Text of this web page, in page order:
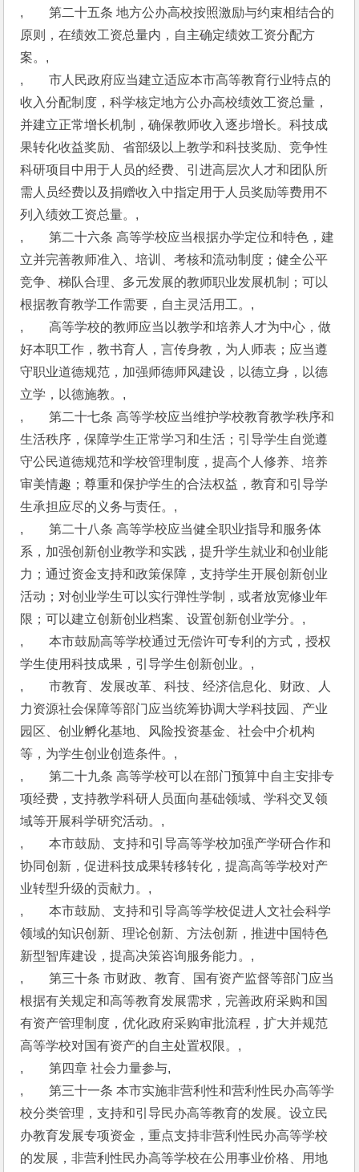
,　　第二十五条 地方公办高校按照激励与约束相结合的
原则，在绩效工资总量内，自主确定绩效工资分配方
案。,
,　　市人民政府应当建立适应本市高等教育行业特点的
收入分配制度，科学核定地方公办高校绩效工资总量，
并建立正常增长机制，确保教师收入逐步增长。科技成
果转化收益奖励、省部级以上教学和科技奖励、竞争性
科研项目中用于人员的经费、引进高层次人才和团队所
需人员经费以及捐赠收入中指定用于人员奖励等费用不
列入绩效工资总量。,
,　　第二十六条 高等学校应当根据办学定位和特色，建
立并完善教师准入、培训、考核和流动制度；健全公平
竞争、梯队合理、多元发展的教师职业发展机制；可以
根据教育教学工作需要，自主灵活用工。,
,　　高等学校的教师应当以教学和培养人才为中心，做
好本职工作，教书育人，言传身教，为人师表；应当遵
守职业道德规范，加强师德师风建设，以德立身，以德
立学，以德施教。,
,　　第二十七条 高等学校应当维护学校教育教学秩序和
生活秩序，保障学生正常学习和生活；引导学生自觉遵
守公民道德规范和学校管理制度，提高个人修养、培养
审美情趣；尊重和保护学生的合法权益，教育和引导学
生承担应尽的义务与责任。,
,　　第二十八条 高等学校应当健全职业指导和服务体
系，加强创新创业教学和实践，提升学生就业和创业能
力；通过资金支持和政策保障，支持学生开展创新创业
活动；对创业学生可以实行弹性学制，或者放宽修业年
限；可以建立创新创业档案、设置创新创业学分。,
,　　本市鼓励高等学校通过无偿许可专利的方式，授权
学生使用科技成果，引导学生创新创业。,
,　　市教育、发展改革、科技、经济信息化、财政、人
力资源社会保障等部门应当统筹协调大学科技园、产业
园区、创业孵化基地、风险投资基金、社会中介机构
等，为学生创业创造条件。,
,　　第二十九条 高等学校可以在部门预算中自主安排专
项经费，支持教学科研人员面向基础领域、学科交叉领
域等开展科学研究活动。,
,　　本市鼓励、支持和引导高等学校加强产学研合作和
协同创新，促进科技成果转移转化，提高高等学校对产
业转型升级的贡献力。,
,　　本市鼓励、支持和引导高等学校促进人文社会科学
领域的知识创新、理论创新、方法创新，推进中国特色
新型智库建设，提高决策咨询服务能力。,
,　　第三十条 市财政、教育、国有资产监督等部门应当
根据有关规定和高等教育发展需求，完善政府采购和国
有资产管理制度，优化政府采购审批流程，扩大并规范
高等学校对国有资产的自主处置权限。,
,　　第四章 社会力量参与,
,　　第三十一条 本市实施非营利性和营利性民办高等学
校分类管理，支持和引导民办高等教育的发展。设立民
办教育发展专项资金，重点支持非营利性民办高等学校
的发展，非营利性民办高等学校在公用事业价格、用地